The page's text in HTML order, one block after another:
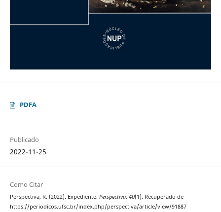
PDFA
Publicado
2022-11-25
Como Citar
Perspectiva, R. (2022). Expediente. Perspectiva, 40(1). Recuperado de
https://periodicos.ufsc.br/index.php/perspectiva/article/view/91887